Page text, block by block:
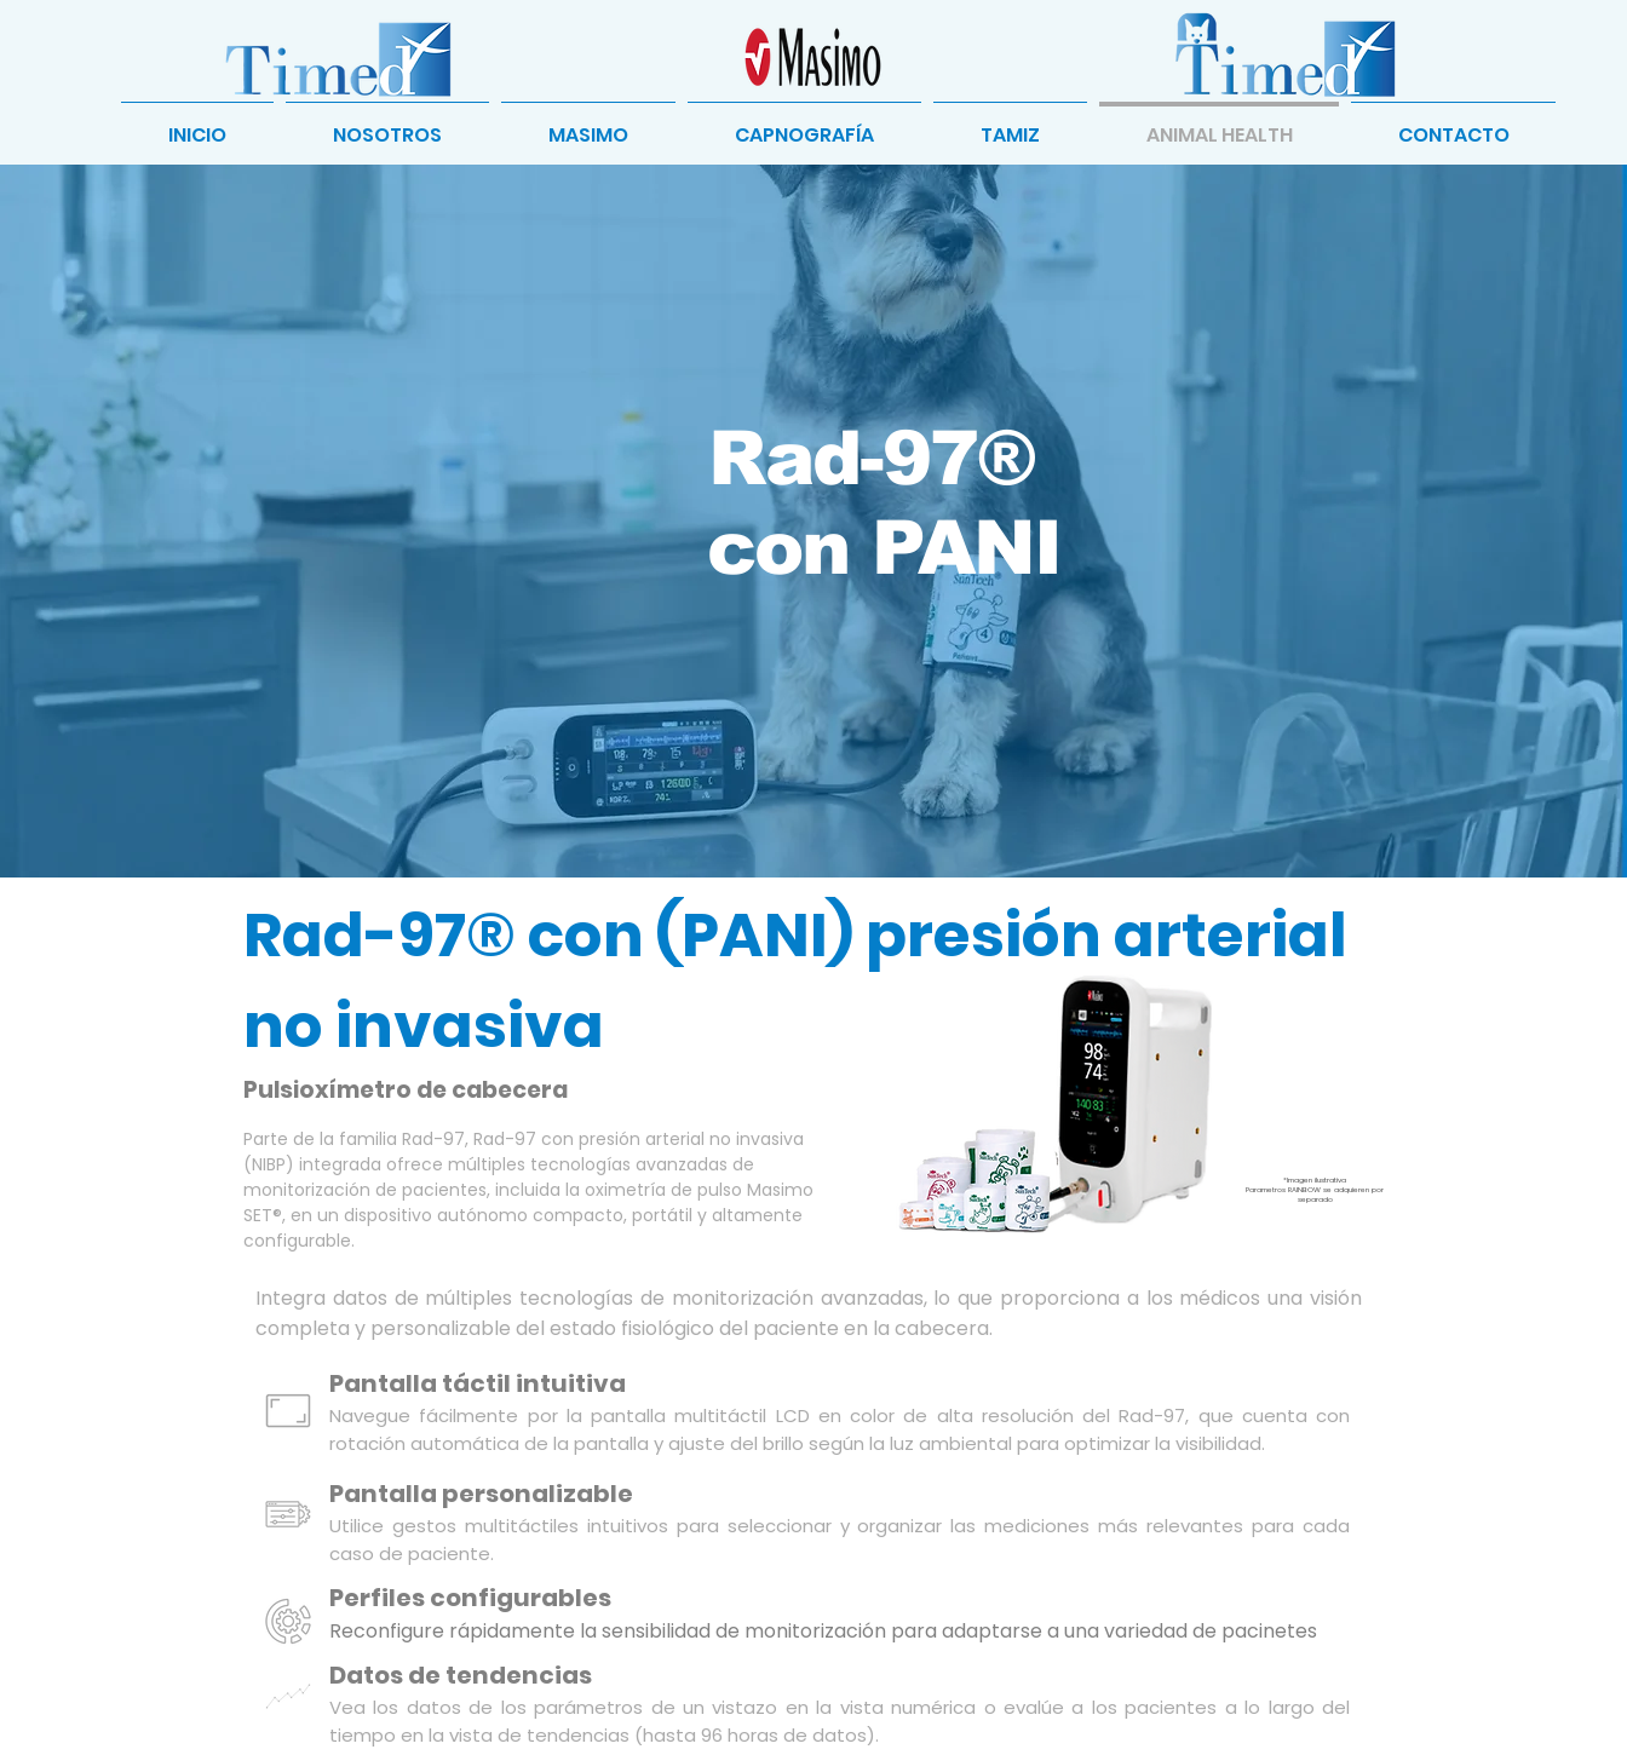
INICIO NOSOTROS MASIMO CAPNOGRAFÍA TAMIZ ANIMAL HEALTH CONTACTO
Rad-97®
con PANI
Rad-97® con (PANI) presión arterial
no invasiva
*Imagen ilustrativa
Parametros RAINBOW se adquieren por
separado
Pulsioxímetro de cabecera
Parte de la familia Rad-97, Rad-97 con presión arterial no invasiva
(NIBP) integrada ofrece múltiples tecnologías avanzadas de
monitorización de pacientes, incluida la oximetría de pulso Masimo
SET®, en un dispositivo autónomo compacto, portátil y altamente
configurable.
Integra datos de múltiples tecnologías de monitorización avanzadas, lo que proporciona a los médicos una visión
completa y personalizable del estado fisiológico del paciente en la cabecera.
Pantalla táctil intuitiva
Navegue fácilmente por la pantalla multitáctil LCD en color de alta resolución del Rad-97, que cuenta con
rotación automática de la pantalla y ajuste del brillo según la luz ambiental para optimizar la visibilidad.
Pantalla personalizable
Utilice gestos multitáctiles intuitivos para seleccionar y organizar las mediciones más relevantes para cada
caso de paciente.
Perfiles configurables
Reconfigure rápidamente la sensibilidad de monitorización para adaptarse a una variedad de pacinetes
Datos de tendencias
Vea los datos de los parámetros de un vistazo en la vista numérica o evalúe a los pacientes a lo largo del
tiempo en la vista de tendencias (hasta 96 horas de datos).